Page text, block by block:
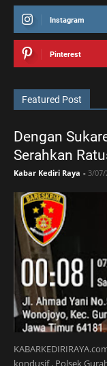
Instagram
Pinterest
Featured Post
Dengan
Serahkan
Kabar Kediri Raya - 3/07/
kondusif , Polsek